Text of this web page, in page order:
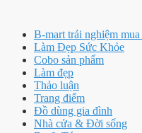
B-mart trải nghiệm
Làm Đẹp Sức Khỏe
Cobo sản phẩm
Làm đẹp
Thảo luận
Trang điểm
Đồ dùng gia đình
Nhà cửa & Đời sống